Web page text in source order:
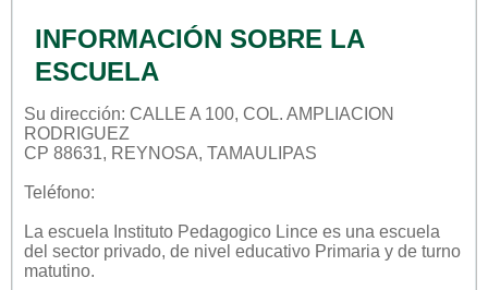
INFORMACIÓN SOBRE LA
ESCUELA
Su dirección: CALLE A 100, COL. AMPLIACION
RODRIGUEZ
CP 88631, REYNOSA, TAMAULIPAS
Teléfono:
La escuela Instituto Pedagogico Lince es una escuela
del sector privado, de nivel educativo Primaria y de turno
matutino.